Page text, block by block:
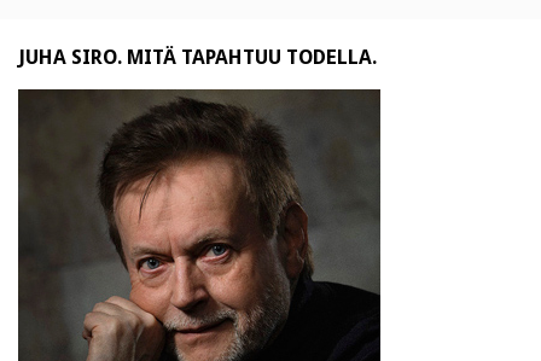
JUHA SIRO. MITÄ TAPAHTUU TODELLA.